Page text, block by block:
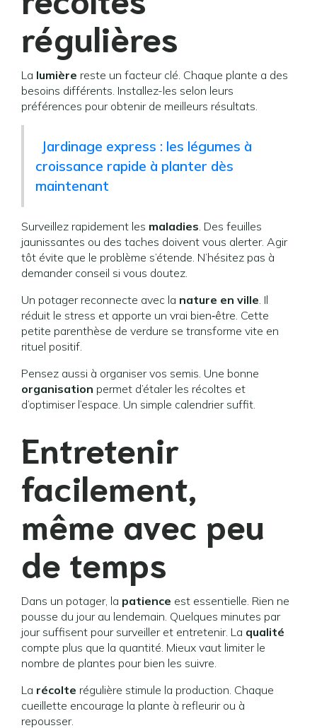
régulières
La lumière reste un facteur clé. Chaque plante a des
besoins différents. Installez-les selon leurs
préférences pour obtenir de meilleurs résultats.
Jardinage express : les légumes à
croissance rapide à planter dès
maintenant
Surveillez rapidement les maladies. Des feuilles
jaunissantes ou des taches doivent vous alerter. Agir
tôt évite que le problème s’étende. N’hésitez pas à
demander conseil si vous doutez.
Un potager reconnecte avec la nature en ville. Il
réduit le stress et apporte un vrai bien‑être. Cette
petite parenthèse de verdure se transforme vite en
rituel positif.
Pensez aussi à organiser vos semis. Une bonne
organisation permet d’étaler les récoltes et
d’optimiser l’espace. Un simple calendrier suffit.
Entretenir
facilement,
même avec peu
de temps
Dans un potager, la patience est essentielle. Rien ne
pousse du jour au lendemain. Quelques minutes par
jour suffisent pour surveiller et entretenir. La qualité
compte plus que la quantité. Mieux vaut limiter le
nombre de plantes pour bien les suivre.
La récolte régulière stimule la production. Chaque
cueillette encourage la plante à refleurir ou à
repousser.